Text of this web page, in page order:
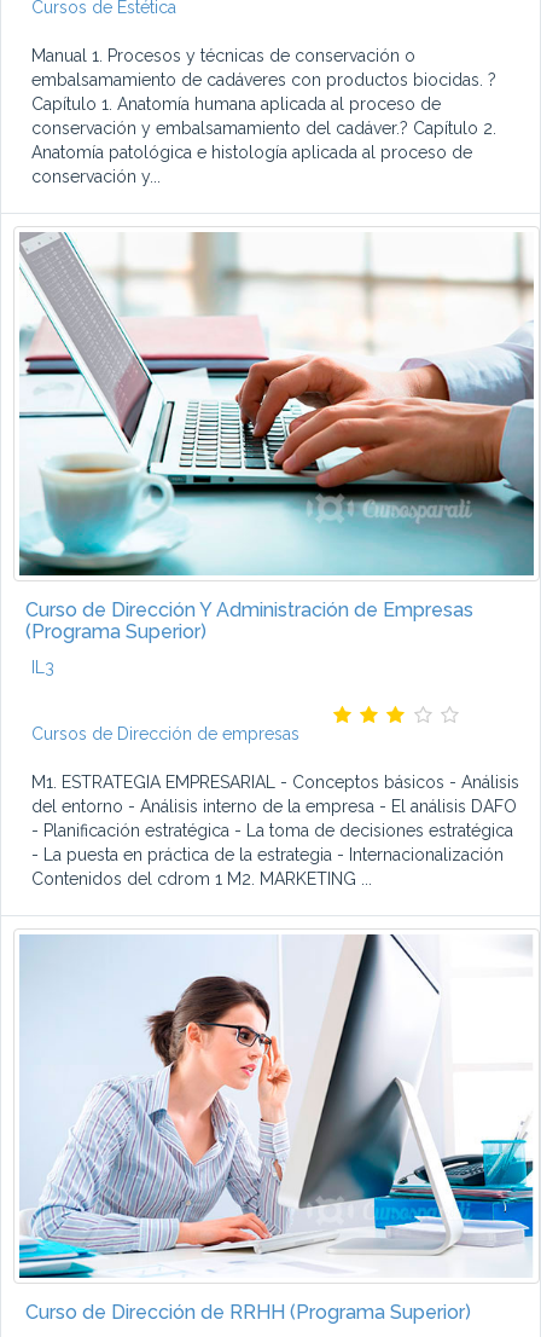
Cursos de Estética
Manual 1. Procesos y técnicas de conservación o
embalsamamiento de cadáveres con productos biocidas. ?
Capítulo 1. Anatomía humana aplicada al proceso de
conservación y embalsamamiento del cadáver.? Capítulo 2.
Anatomía patológica e histología aplicada al proceso de
conservación y...
Curso de Dirección Y Administración de Empresas
(Programa Superior)
IL3
Cursos de Dirección de empresas
M1. ESTRATEGIA EMPRESARIAL - Conceptos básicos - Análisis
del entorno - Análisis interno de la empresa - El análisis DAFO
- Planificación estratégica - La toma de decisiones estratégica
- La puesta en práctica de la estrategia - Internacionalización
Contenidos del cdrom 1 M2. MARKETING ...
Curso de Dirección de RRHH (Programa Superior)